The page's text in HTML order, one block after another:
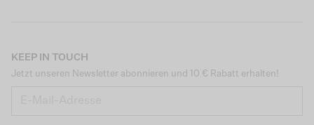
KEEP IN TOUCH
Jetzt unseren Newsletter abonnieren und 10 € Rabatt erhalten!